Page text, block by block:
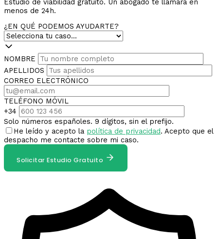
menos de 24h.
¿EN QUÉ PODEMOS AYUDARTE?
NOMBRE
APELLIDOS
CORREO ELECTRÓNICO
TELÉFONO MÓVIL
+34
Solo números españoles. 9 dígitos, sin el prefijo.
He leído y acepto la política de privacidad. Acepto que el
despacho me contacte sobre mi caso.
Solicitar Estudio Gratuito